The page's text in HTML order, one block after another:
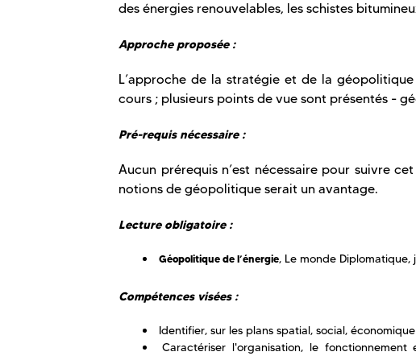
des énergies renouvelables, les schistes
Approche proposée :
L’approche de la stratégie et de la
cours ; plusieurs points de vue sont présentés -
Pré-requis nécessaire :
Aucun prérequis n’est nécessaire pour suivre
notions de géopolitique serait un avantage.
Lecture obligatoire :
Géopolitique de l’énergie, Le monde Diplomatique,
Compétences visées :
Identifier, sur les plans spatial, social,
Caractériser l'organisation, le